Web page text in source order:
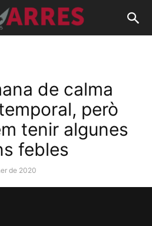
de calma
però
tenir algunes
febles
de 2020